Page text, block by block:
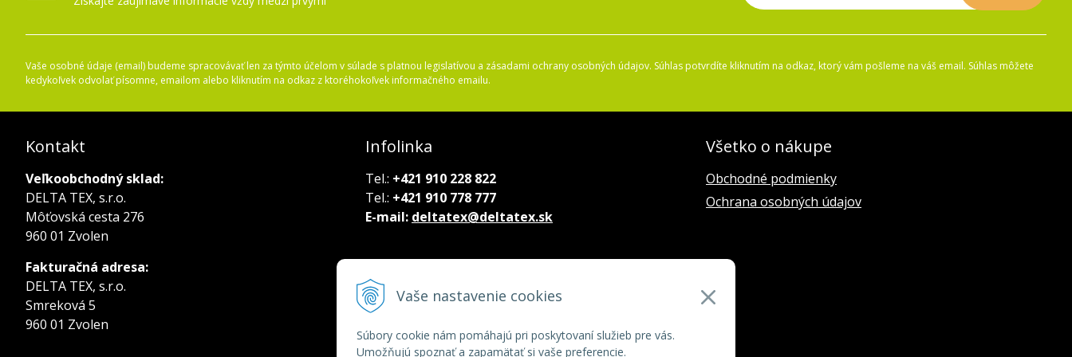
Vaše nastavenie cookies
Súbory cookie nám pomáhajú pri poskytovaní služieb pre vás.
Umožňujú spoznať a zapamätať si vaše preferencie.
Vaše osobné údaje (email) budeme spracovávať len za týmto účelom v súlade s platnou legislatívou a zásadami ochrany osobných údajov. Súhlas potvrdíte kliknutím na odkaz, ktorý vám pošleme na váš email. Súhlas môžete
kedykoľvek odvolať písomne, emailom alebo kliknutím na odkaz z ktoréhokoľvek informačného emailu.
Kontakt
Veľkoobchodný sklad:
DELTA TEX, s.r.o.
Môťovská cesta 276
960 01 Zvolen
Fakturačná adresa:
DELTA TEX, s.r.o.
Smreková 5
960 01 Zvolen
Infolinka
Tel.: +421 910 228 822
Tel.: +421 910 778 777
E-mail: deltatex@deltatex.sk
Všetko o nákupe
Obchodné podmienky
Ochrana osobných údajov